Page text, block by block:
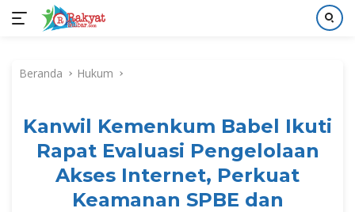
kontenBeranda Hukum
Kanwil Kemenkum Babel Ikuti
Rapat Evaluasi Pengelolaan
Akses Internet, Perkuat
Keamanan SPBE dan